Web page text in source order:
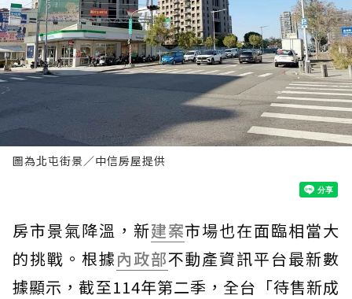
圖為北屯街景／中信房屋提供
房市景氣降溫，新建案市場也在面臨相當大
的挑戰。根據內政部不動產資訊平台最新數
據顯示，截至114年第二季，全台「待售新成